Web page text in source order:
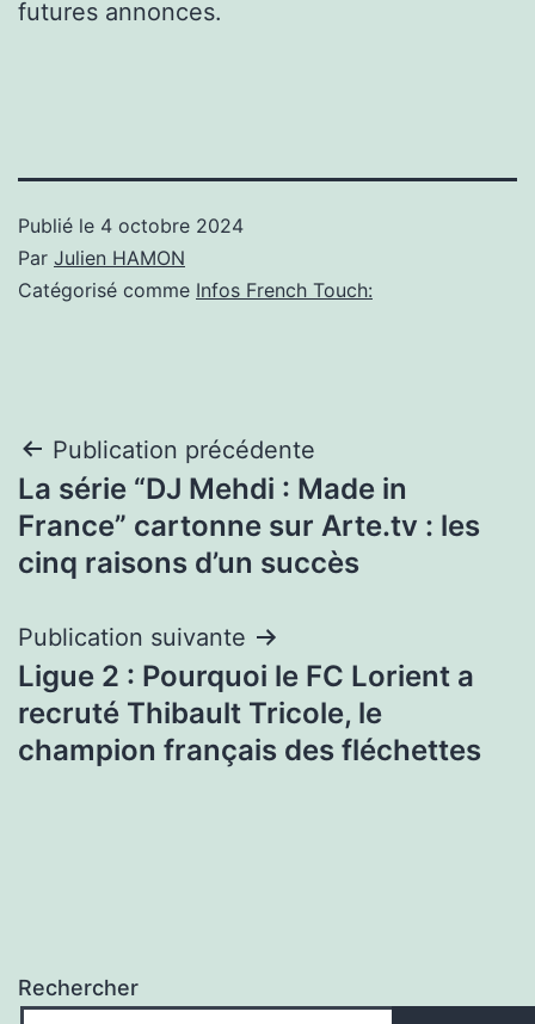
futures annonces.
Publié le 4 octobre 2024
Par Julien HAMON
Catégorisé comme Infos French Touch:
Navigation
de
l’article
Publication précédente
La série “DJ Mehdi : Made in
France” cartonne sur Arte.tv : les
cinq raisons d’un succès
Publication suivante
Ligue 2 : Pourquoi le FC Lorient a
recruté Thibault Tricole, le
champion français des fléchettes
Rechercher